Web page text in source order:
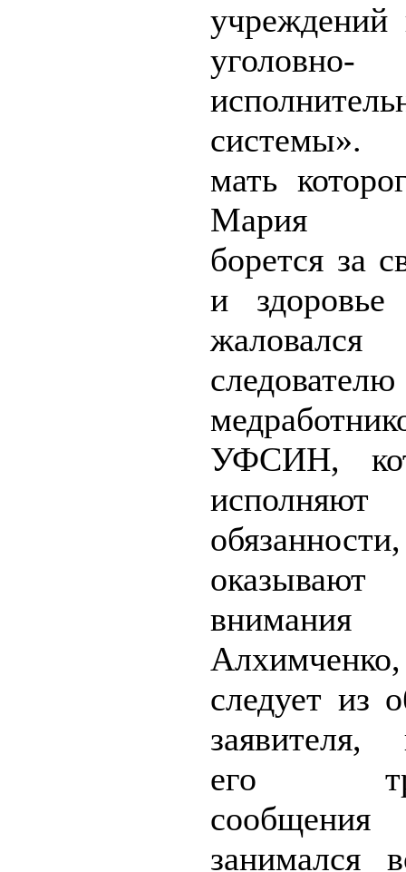
учреждений
уголовно-
системы».
мать
Мария
борется за
и
жаловался
УФСИН,
оказывают
внимания
следует из
заявителя,
его
занимался